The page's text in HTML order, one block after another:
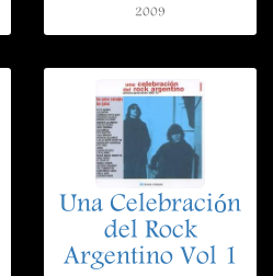
2009
Una Celebración
del Rock
Argentino Vol 1